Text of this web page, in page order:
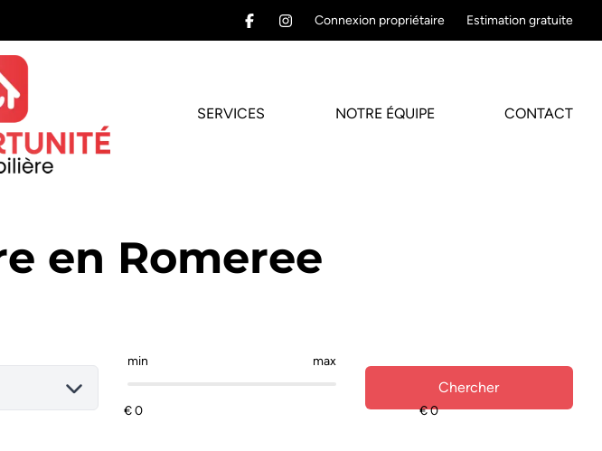
Connexion propriétaire Estimation gratuite
SERVICES NOTRE ÉQUIPE CONTACT
en Romeree
min max
Chercher